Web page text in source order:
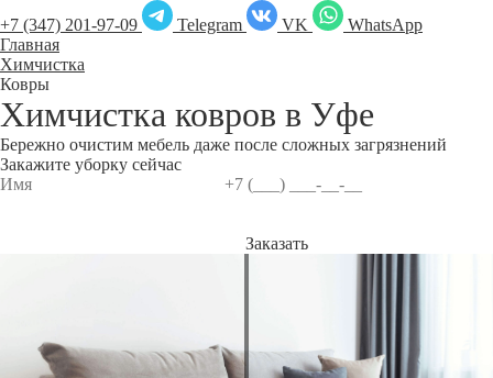
+7 (347) 201-97-09
Telegram VK
WhatsApp
Главная
Химчистка
Ковры
Химчистка ковров в Уфе
Бережно очистим мебель даже после сложных загрязнений
Закажите уборку сейчас
Заказать